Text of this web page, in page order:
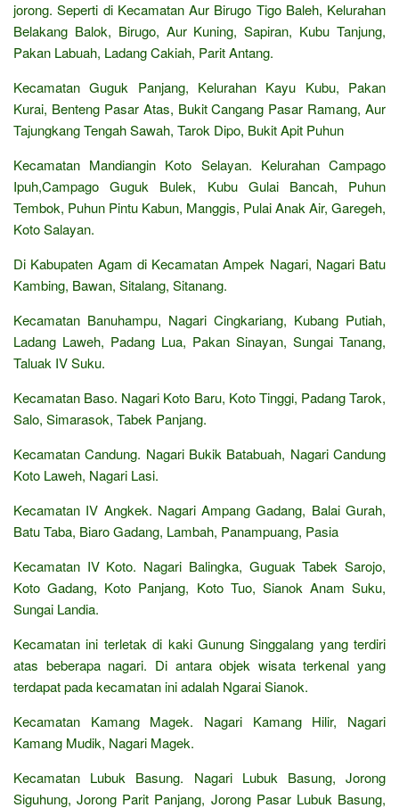
jorong. Seperti di Kecamatan Aur Birugo Tigo Baleh, Kelurahan
Belakang Balok, Birugo, Aur Kuning, Sapiran, Kubu Tanjung,
Pakan Labuah, Ladang Cakiah, Parit Antang.
Kecamatan Guguk Panjang, Kelurahan Kayu Kubu, Pakan
Kurai, Benteng Pasar Atas, Bukit Cangang Pasar Ramang, Aur
Tajungkang Tengah Sawah, Tarok Dipo, Bukit Apit Puhun
Kecamatan Mandiangin Koto Selayan. Kelurahan Campago
Ipuh,Campago Guguk Bulek, Kubu Gulai Bancah, Puhun
Tembok, Puhun Pintu Kabun, Manggis, Pulai Anak Air, Garegeh,
Koto Salayan.
Di Kabupaten Agam di Kecamatan Ampek Nagari, Nagari Batu
Kambing, Bawan, Sitalang, Sitanang.
Kecamatan Banuhampu, Nagari Cingkariang, Kubang Putiah,
Ladang Laweh, Padang Lua, Pakan Sinayan, Sungai Tanang,
Taluak IV Suku.
Kecamatan Baso. Nagari Koto Baru, Koto Tinggi, Padang Tarok,
Salo, Simarasok, Tabek Panjang.
Kecamatan Candung. Nagari Bukik Batabuah, Nagari Candung
Koto Laweh, Nagari Lasi.
Kecamatan IV Angkek. Nagari Ampang Gadang, Balai Gurah,
Batu Taba, Biaro Gadang, Lambah, Panampuang, Pasia
Kecamatan IV Koto. Nagari Balingka, Guguak Tabek Sarojo,
Koto Gadang, Koto Panjang, Koto Tuo, Sianok Anam Suku,
Sungai Landia.
Kecamatan ini terletak di kaki Gunung Singgalang yang terdiri
atas beberapa nagari. Di antara objek wisata terkenal yang
terdapat pada kecamatan ini adalah Ngarai Sianok.
Kecamatan Kamang Magek. Nagari Kamang Hilir, Nagari
Kamang Mudik, Nagari Magek.
Kecamatan Lubuk Basung. Nagari Lubuk Basung, Jorong
Siguhung, Jorong Parit Panjang, Jorong Pasar Lubuk Basung,